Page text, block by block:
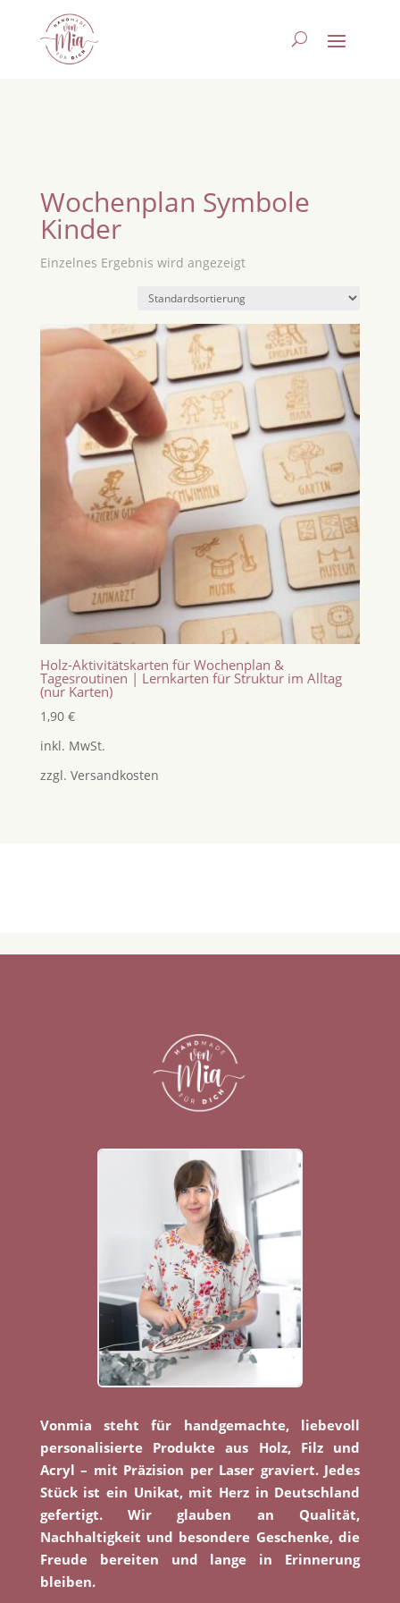
Wochenplan Symbole
Kinder
Einzelnes Ergebnis wird angezeigt
Holz-Aktivitätskarten für Wochenplan &
Tagesroutinen | Lernkarten für Struktur im Alltag
(nur Karten)
1,90 €
inkl. MwSt.
zzgl. Versandkosten
Vonmia steht für handgemachte, liebevoll
personalisierte Produkte aus Holz, Filz und
Acryl – mit Präzision per Laser graviert. Jedes
Stück ist ein Unikat, mit Herz in Deutschland
gefertigt. Wir glauben an Qualität,
Nachhaltigkeit und besondere Geschenke, die
Freude bereiten und lange in Erinnerung
bleiben.